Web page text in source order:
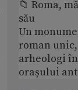
📁 Roma,
său
Un
roman
arheologi
orașului